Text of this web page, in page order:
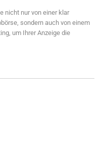
nicht nur von einer klar
sondern auch von einem
um Ihrer Anzeige die